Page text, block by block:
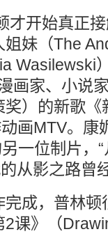
才开始真正
妹（The
Wasilewski
画家、小说
）的新歌《
画MTV。康
一位制片，
从影之路曾
成，普林
2课》（